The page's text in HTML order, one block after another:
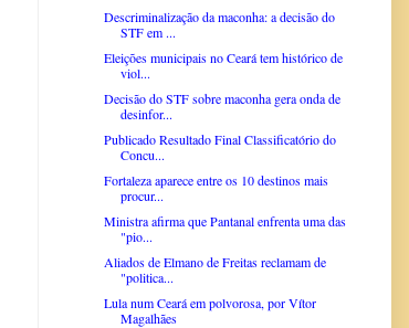
Descriminalização da maconha: a decisão do
STF em ...
Eleições municipais no Ceará tem histórico de
viol...
Decisão do STF sobre maconha gera onda de
desinfor...
Publicado Resultado Final Classificatório do
Concu...
Fortaleza aparece entre os 10 destinos mais
procur...
Ministra afirma que Pantanal enfrenta uma das
"pio...
Aliados de Elmano de Freitas reclamam de
"politica...
Lula num Ceará em polvorosa, por Vítor
Magalhães